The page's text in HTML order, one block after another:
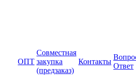
ОПТ
Совместная
закупка
(предзаказ)
Контакты
Ответ